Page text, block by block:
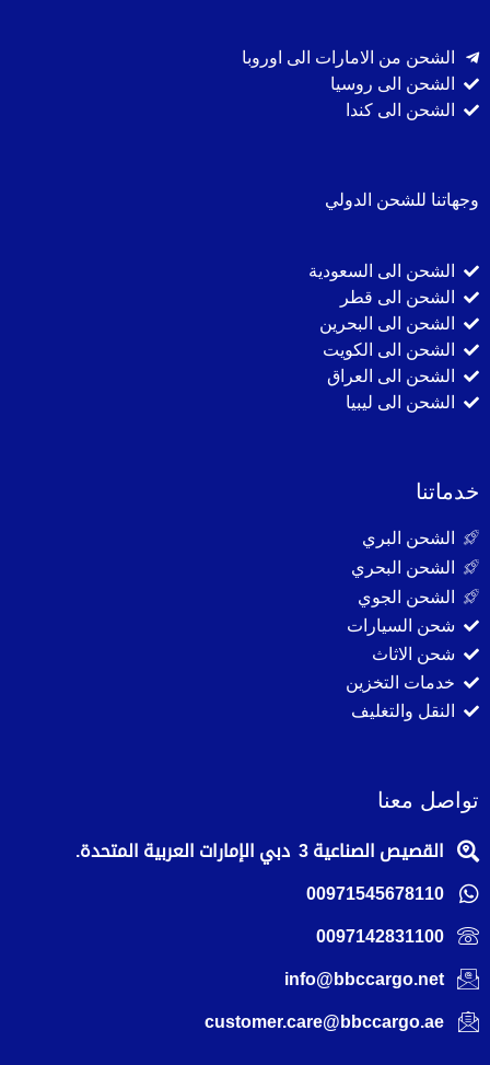
الشحن من الامارات الى اوروبا
الشحن الى روسيا
الشحن الى كندا
وجهاتنا للشحن الدولي
الشحن الى السعودية
الشحن الى قطر
الشحن الى البحرين
الشحن الى الكويت
الشحن الى العراق
الشحن الى ليبيا
خدماتنا
الشحن البري
الشحن البحري
الشحن الجوي
شحن السيارات
شحن الاثاث
خدمات التخزين
النقل والتغليف
تواصل معنا
القصيص الصناعية 3 دبي الإمارات العربية المتحدة.
00971545678110
0097142831100
info@bbccargo.net
customer.care@bbccargo.ae